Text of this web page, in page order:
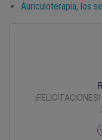
Auriculoterapia, los